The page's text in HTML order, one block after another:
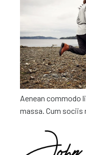
Aenean commodo
massa. Cum sociis